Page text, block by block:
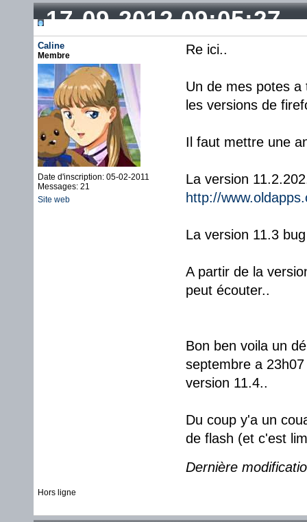
17-09-2012 09:05:27
Caline
Membre
Date d'inscription: 05-02-2011
Messages: 21
Site web
Re ici..
Un de mes potes
les versions de
Il faut mettre une
La version
http://
La version 11.3
A partir de la
peut écouter..
Bon ben voila un
septembre a
version 11.4..
Du coup y'a un
de flash (et c'est
Dernière
Hors ligne